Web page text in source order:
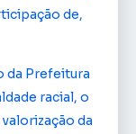
de,
da Prefeitura
racial, o
da